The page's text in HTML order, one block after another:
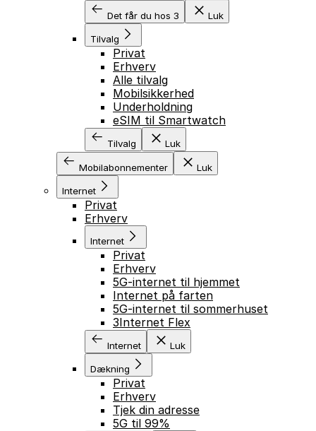
Det får du hos 3 Luk
Tilvalg
Privat
Erhverv
Alle tilvalg
Mobilsikkerhed
Underholdning
eSIM til Smartwatch
Tilvalg Luk
Mobilabonnementer Luk
Internet
Privat
Erhverv
Internet
Privat
Erhverv
5G-internet til hjemmet
Internet på farten
5G-internet til sommerhuset
3Internet Flex
Internet Luk
Dækning
Privat
Erhverv
Tjek din adresse
5G til 99%